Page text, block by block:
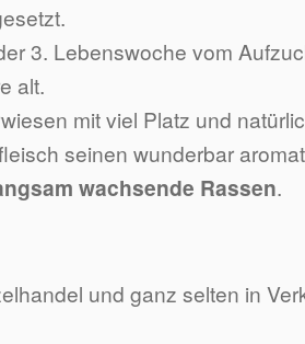
3. Lebenswoche vom
alt.
mit viel Platz und
seinen wunderbar
wachsende Rassen.
und ganz selten in